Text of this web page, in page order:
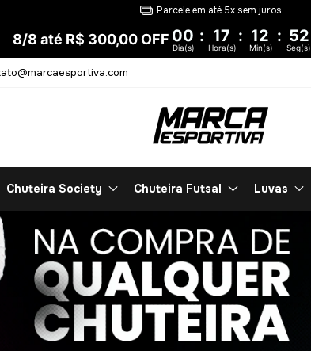
8/8 até R$ 300,00 OFF 00 : 17 : 12 : 51
Dia(s) Hora(s) Min(s) Seg(s)
Chuteira Society Chuteira Futsal Luvas